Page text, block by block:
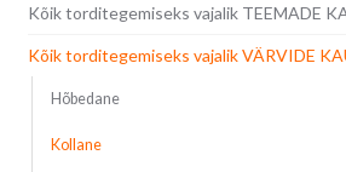
Kõik torditegemiseks vajalik TEEMADE
Kõik torditegemiseks vajalik VÄRVIDE
Hõbedane
Kollane